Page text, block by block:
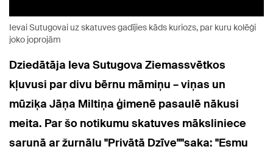
Ievai Sutugovai uz skatuves gadījies kāds kuriozs, par kuru kolēģi
joko joprojām
Dziedātāja Ieva Sutugova Ziemassvētkos
kļuvusi par divu bērnu māmiņu – viņas un
mūziķa Jāņa Miltiņa ģimenē pasaulē nākusi
meita. Par šo notikumu skatuves māksliniece
sarunā ar žurnālu "Privātā Dzīve""saka: "Esmu